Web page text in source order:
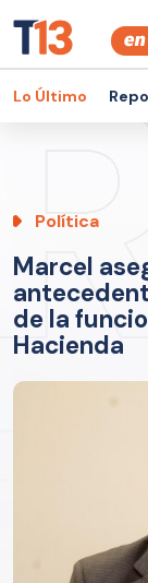
Lo Último
Política
Marcel
de la
Hacienda